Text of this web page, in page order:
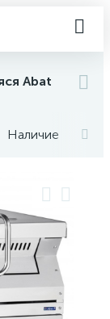
Abat
Наличие